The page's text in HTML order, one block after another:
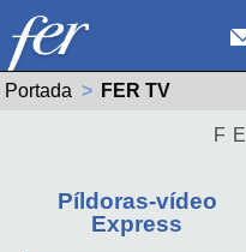
Portada Actual:
FER TV
Píldoras-vídeo
Express